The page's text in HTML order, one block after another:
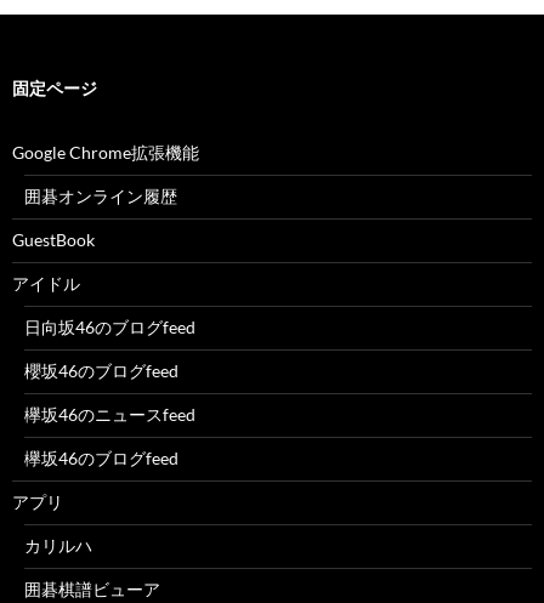
固定ページ
Google Chrome拡張機能
囲碁オンライン履歴
GuestBook
アイドル
日向坂46のブログfeed
櫻坂46のブログfeed
欅坂46のニュースfeed
欅坂46のブログfeed
アプリ
カリルハ
囲碁棋譜ビューア